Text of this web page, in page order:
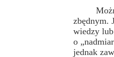
Można
zbędnym.
wiedzy
o
jednak